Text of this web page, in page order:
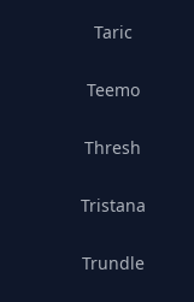
Taric
Teemo
Thresh
Tristana
Trundle